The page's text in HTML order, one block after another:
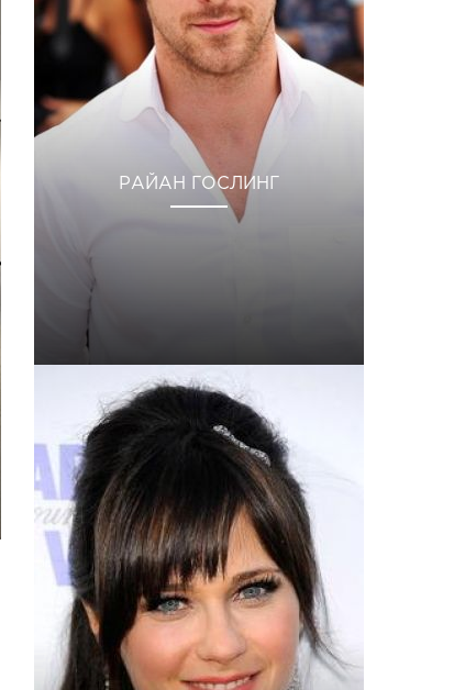
РАЙАН ГОСЛИНГ